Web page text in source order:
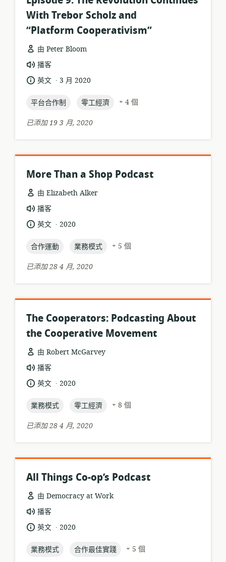
With Trebor Scholz and
“Platform Cooperativism”
由 Peter Bloom
資
源
格
式:
播客
語 英文 .
發
日
3 月 2020
topic:
平台合作制 topic:
零工經濟
+ 4 個
已添加 19 3 月, 2020
More Than a Shop Podcast
由 Elizabeth Alker
資
源
格
式:
播客
語 英文 .
發
日
2020
topic:
合作運動 topic:
業務模式
+ 5 個
已添加 28 4 月, 2020
The Cooperators: Podcasting About
the Cooperative Movement
由 Robert McGarvey
資
源
格
式:
播客
語 英文 .
發
日
2020
topic:
業務模式 topic:
零工經濟
+ 8 個
已添加 28 4 月, 2020
All Things Co-op’s Podcast
由 Democracy at Work
資
源
格
式:
播客
語 英文 .
發
日
2020
topic:
業務模式 topic:
合作最佳實踐
+ 5 個